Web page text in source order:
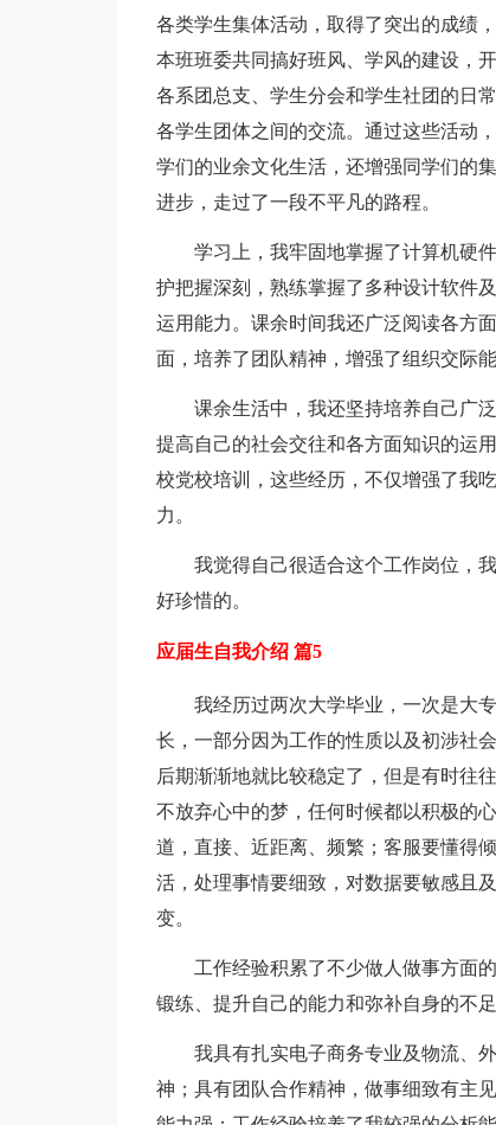
各类学生集体活动，取得了突出的成绩
本班班委共同搞好班风、学风的建设，
各系团总支、学生分会和学生社团的日
各学生团体之间的交流。通过这些活动
学们的业余文化生活，还增强同学们的
进步，走过了一段不平凡的路程。
学习上，我牢固地掌握了计算机硬
护把握深刻，熟练掌握了多种设计软件
运用能力。课余时间我还广泛阅读各方
面，培养了团队精神，增强了组织交际
课余生活中，我还坚持培养自己广
提高自己的社会交往和各方面知识的运
校党校培训，这些经历，不仅增强了我
力。
我觉得自己很适合这个工作岗位，
好珍惜的。
应届生自我介绍 篇5
我经历过两次大学毕业，一次是大
长，一部分因为工作的性质以及初涉社
后期渐渐地就比较稳定了，但是有时往
不放弃心中的梦，任何时候都以积极的
道，直接、近距离、频繁；客服要懂得
活，处理事情要细致，对数据要敏感且
变。
工作经验积累了不少做人做事方面
锻练、提升自己的能力和弥补自身的不
我具有扎实电子商务专业及物流、
神；具有团队合作精神，做事细致有主